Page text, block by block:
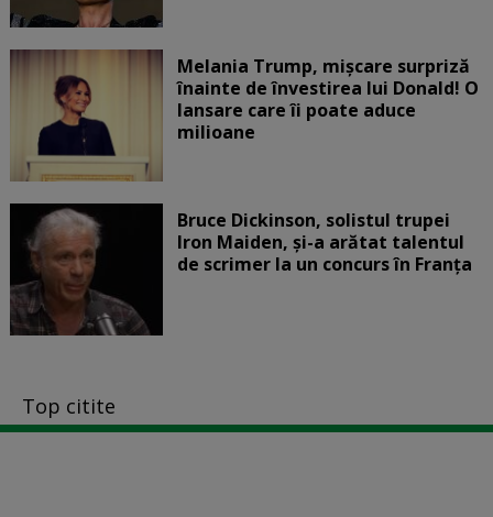
Melania Trump, mișcare surpriză
înainte de învestirea lui Donald! O
lansare care îi poate aduce
milioane
Bruce Dickinson, solistul trupei
Iron Maiden, şi-a arătat talentul
de scrimer la un concurs în Franţa
Top citite